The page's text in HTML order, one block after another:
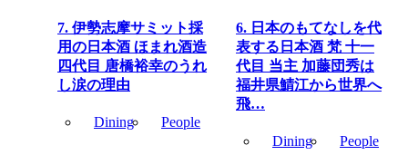
7. 伊勢志摩サミット採
用の日本酒 ほまれ酒造
四代目 唐橋裕幸のうれ
し涙の理由
Dining People
6. 日本のもてなしを代
表する日本酒 梵 十一
代目 当主 加藤団秀は
福井県鯖江から世界へ
飛…
Dining People